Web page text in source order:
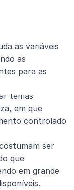
as variáveis
as
para as
temas
em que
controlado
ser
que
em grande